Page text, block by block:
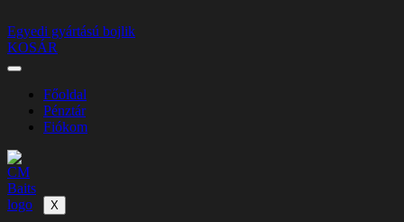
Egyedi gyártású bojlik
KOSÁR
Főoldal
Pénztár
Fiókom
X